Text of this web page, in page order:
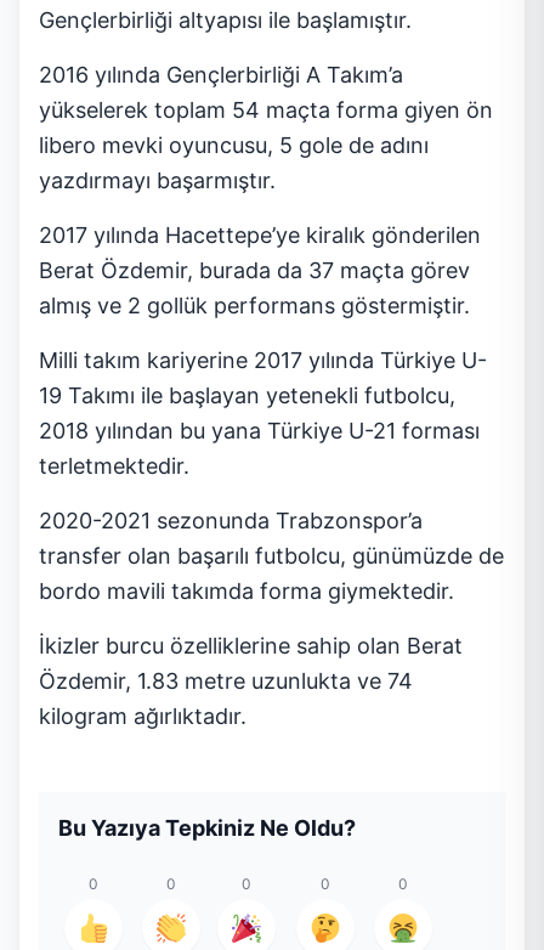
Gençlerbirliği altyapısı ile başlamıştır.
2016 yılında Gençlerbirliği A Takım’a
yükselerek toplam 54 maçta forma giyen ön
libero mevki oyuncusu, 5 gole de adını
yazdırmayı başarmıştır.
2017 yılında Hacettepe’ye kiralık gönderilen
Berat Özdemir, burada da 37 maçta görev
almış ve 2 gollük performans göstermiştir.
Milli takım kariyerine 2017 yılında Türkiye U-
19 Takımı ile başlayan yetenekli futbolcu,
2018 yılından bu yana Türkiye U-21 forması
terletmektedir.
2020-2021 sezonunda Trabzonspor’a
transfer olan başarılı futbolcu, günümüzde de
bordo mavili takımda forma giymektedir.
İkizler burcu özelliklerine sahip olan Berat
Özdemir, 1.83 metre uzunlukta ve 74
kilogram ağırlıktadır.
Bu Yazıya Tepkiniz Ne Oldu?
0 0 0 0 0